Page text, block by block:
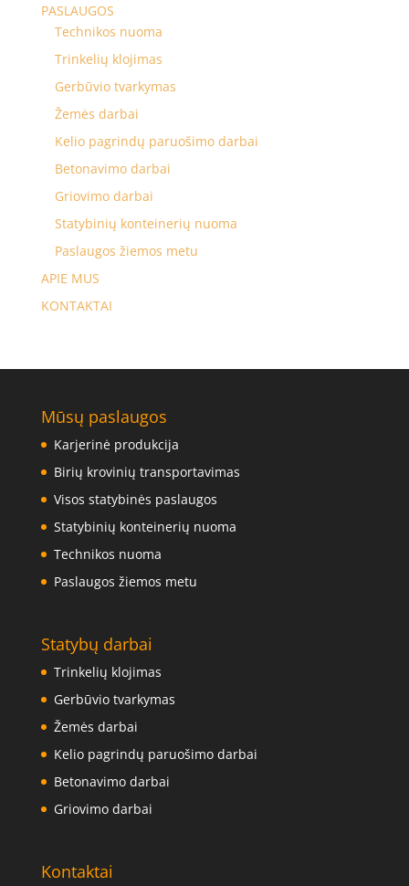
PASLAUGOS
Technikos nuoma
Trinkelių klojimas
Gerbūvio tvarkymas
Žemės darbai
Kelio pagrindų paruošimo darbai
Betonavimo darbai
Griovimo darbai
Statybinių konteinerių nuoma
Paslaugos žiemos metu
APIE MUS
KONTAKTAI
Mūsų paslaugos
Karjerinė produkcija
Birių krovinių transportavimas
Visos statybinės paslaugos
Statybinių konteinerių nuoma
Technikos nuoma
Paslaugos žiemos metu
Statybų darbai
Trinkelių klojimas
Gerbūvio tvarkymas
Žemės darbai
Kelio pagrindų paruošimo darbai
Betonavimo darbai
Griovimo darbai
Kontaktai